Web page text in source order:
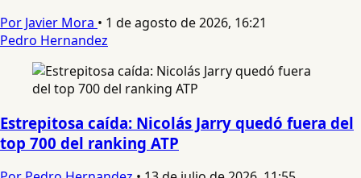
Por Javier Mora • 1 de agosto de 2026, 16:21
Pedro Hernandez
Estrepitosa caída: Nicolás Jarry quedó fuera del
top 700 del ranking ATP